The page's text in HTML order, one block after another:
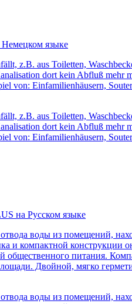
Немецком языке
z.B. aus Toiletten,
dort kein Abfluß
von: Einfamilienhäusern,
z.B. aus Toiletten,
dort kein Abfluß
von: Einfamilienhäusern,
на Русском языке
воды из помещений,
и компактной
питания.
Двойной, мягко
воды из помещений,